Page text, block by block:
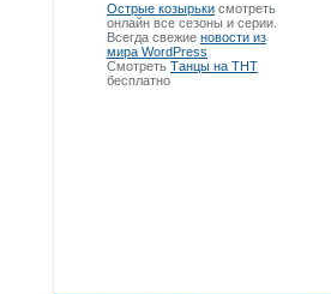
Острые козырьки смотреть
онлайн все сезоны и серии.
Всегда свежие новости из
мира WordPress
Смотреть Танцы на ТНТ
бесплатно